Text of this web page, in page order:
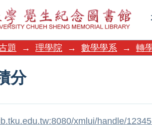
分
題 → 理學院 → 數學學系 → 轉
分
xmlui/handle/